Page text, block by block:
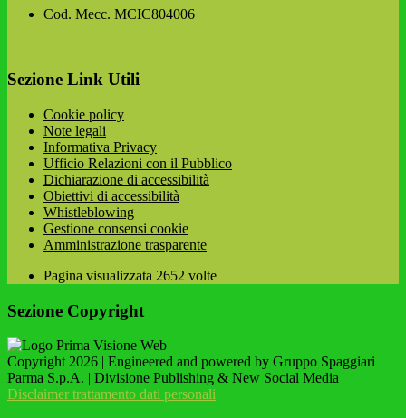
Cod. Mecc. MCIC804006
Sezione Link Utili
Cookie policy
Note legali
Informativa Privacy
Ufficio Relazioni con il Pubblico
Dichiarazione di accessibilità
Obiettivi di accessibilità
Whistleblowing
Gestione consensi cookie
Amministrazione trasparente
Pagina visualizzata 2652 volte
Sezione Copyright
Copyright 2026 | Engineered and powered by Gruppo Spaggiari
Parma S.p.A. | Divisione Publishing & New Social Media
Disclaimer trattamento dati personali